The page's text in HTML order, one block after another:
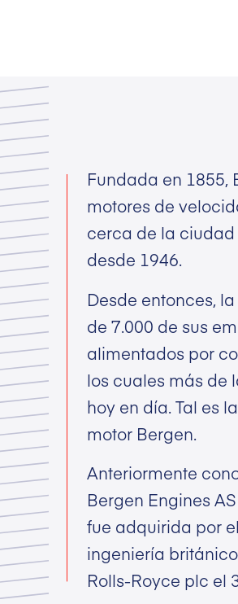
Fundada en 1855,
motores de
cerca de la ciudad
desde 1946.
Desde entonces,
de 7.000 de sus
alimentados por
los cuales más de
hoy en día. Tal es
motor Bergen.
Anteriormente
Bergen Engines
fue adquirida por
ingeniería
Rolls-Royce plc el